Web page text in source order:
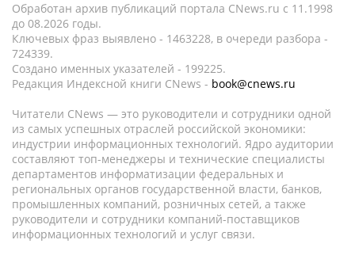
Обработан архив публикаций портала CNews.ru c 11.1998
до 08.2026 годы.
Ключевых фраз выявлено - 1463228, в очереди разбора -
724339.
Создано именных указателей - 199225.
Редакция Индексной книги CNews - book@cnews.ru
Читатели CNews — это руководители и сотрудники одной
из самых успешных отраслей российской экономики:
индустрии информационных технологий. Ядро аудитории
составляют топ-менеджеры и технические специалисты
департаментов информатизации федеральных и
региональных органов государственной власти, банков,
промышленных компаний, розничных сетей, а также
руководители и сотрудники компаний-поставщиков
информационных технологий и услуг связи.